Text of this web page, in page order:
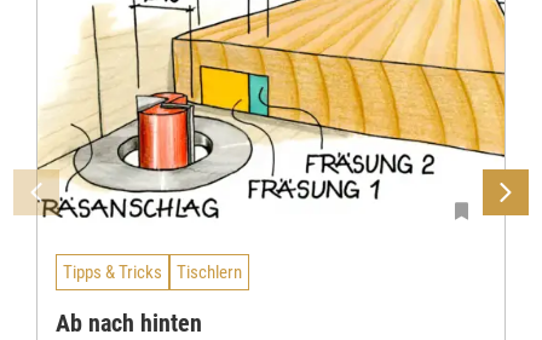
Tipps & Tricks Tischlern
Ab nach hinten